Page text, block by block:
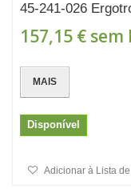
45-241-026
157,15 € sem
MAIS
Disponível
Adicionar à Lista